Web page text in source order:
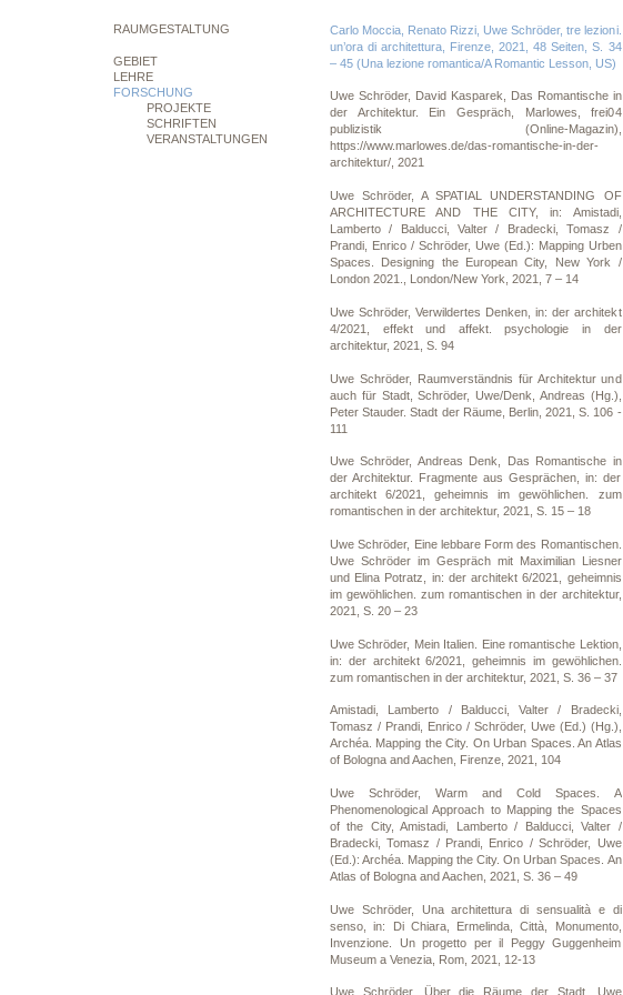
RAUMGESTALTUNG
GEBIET
LEHRE
FORSCHUNG
PROJEKTE
SCHRIFTEN
VERANSTALTUNGEN
Carlo Moccia, Renato Rizzi, Uwe Schröder, tre lezioni.
un’ora di architettura, Firenze, 2021, 48 Seiten, S. 34
– 45 (Una lezione romantica/A Romantic Lesson, US)
Uwe Schröder, David Kasparek, Das Romantische in
der Architektur. Ein Gespräch, Marlowes, frei04
publizistik (Online-Magazin),
https://www.marlowes.de/das-romantische-in-der-
architektur/, 2021
Uwe Schröder, A SPATIAL UNDERSTANDING OF
ARCHITECTURE AND THE CITY, in: Amistadi,
Lamberto / Balducci, Valter / Bradecki, Tomasz /
Prandi, Enrico / Schröder, Uwe (Ed.): Mapping Urben
Spaces. Designing the European City, New York /
London 2021., London/New York, 2021, 7 – 14
Uwe Schröder, Verwildertes Denken, in: der architekt
4/2021, effekt und affekt. psychologie in der
architektur, 2021, S. 94
Uwe Schröder, Raumverständnis für Architektur und
auch für Stadt, Schröder, Uwe/Denk, Andreas (Hg.),
Peter Stauder. Stadt der Räume, Berlin, 2021, S. 106 -
111
Uwe Schröder, Andreas Denk, Das Romantische in
der Architektur. Fragmente aus Gesprächen, in: der
architekt 6/2021, geheimnis im gewöhlichen. zum
romantischen in der architektur, 2021, S. 15 – 18
Uwe Schröder, Eine lebbare Form des Romantischen.
Uwe Schröder im Gespräch mit Maximilian Liesner
und Elina Potratz, in: der architekt 6/2021, geheimnis
im gewöhlichen. zum romantischen in der architektur,
2021, S. 20 – 23
Uwe Schröder, Mein Italien. Eine romantische Lektion,
in: der architekt 6/2021, geheimnis im gewöhlichen.
zum romantischen in der architektur, 2021, S. 36 – 37
Amistadi, Lamberto / Balducci, Valter / Bradecki,
Tomasz / Prandi, Enrico / Schröder, Uwe (Ed.) (Hg.),
Archéa. Mapping the City. On Urban Spaces. An Atlas
of Bologna and Aachen, Firenze, 2021, 104
Uwe Schröder, Warm and Cold Spaces. A
Phenomenological Approach to Mapping the Spaces
of the City, Amistadi, Lamberto / Balducci, Valter /
Bradecki, Tomasz / Prandi, Enrico / Schröder, Uwe
(Ed.): Archéa. Mapping the City. On Urban Spaces. An
Atlas of Bologna and Aachen, 2021, S. 36 – 49
Uwe Schröder, Una architettura di sensualità e di
senso, in: Di Chiara, Ermelinda, Città, Monumento,
Invenzione. Un progetto per il Peggy Guggenheim
Museum a Venezia, Rom, 2021, 12-13
Uwe Schröder, Über die Räume der Stadt. Uwe